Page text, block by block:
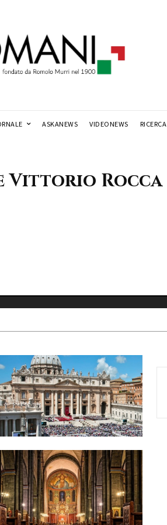
ASKANEWS VIDEONEWS RICERCA
Vittorio Rocca